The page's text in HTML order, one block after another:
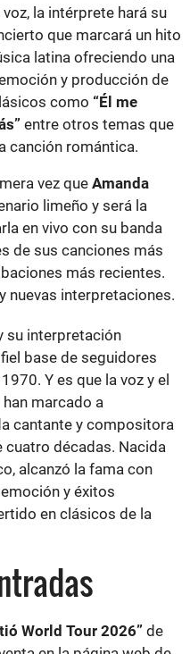
la intérprete hará su
que marcará un hito
latina ofreciendo una
y producción de
como “Él me
entre otros temas que
canción romántica.
vez que Amanda
limeño y será la
en vivo con su banda
de sus canciones más
más recientes.
nuevas interpretaciones.
su interpretación
base de seguidores
Y es que la voz y el
han marcado a
cantante y compositora
décadas. Nacida
alcanzó la fama con
y éxitos
en clásicos de la
World Tour 2026” de